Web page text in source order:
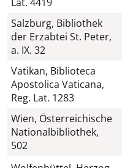
Salzburg, Bibliothek
der Erzabtei St. Peter,
a. IX. 32
Vatikan, Biblioteca
Apostolica Vaticana,
Reg. Lat. 1283
Wien, Österreichische
Nationalbibliothek,
502